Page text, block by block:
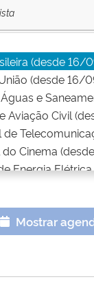
(desde
(desde 16/
e
Aviação Civil
de
do Cinema
Energia
Petróleo, Gás
Proteção de
Saúde
Transportes
Mostrar